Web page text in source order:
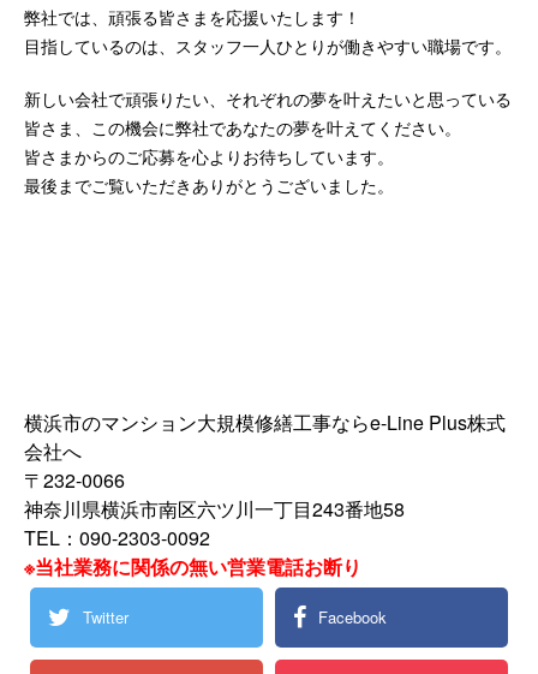
弊社では、頑張る皆さまを応援いたします！
目指しているのは、スタッフ一人ひとりが働きやすい職場です。
新しい会社で頑張りたい、それぞれの夢を叶えたいと思っている
皆さま、この機会に弊社であなたの夢を叶えてください。
皆さまからのご応募を心よりお待ちしています。
最後までご覧いただきありがとうございました。
横浜市のマンション大規模修繕工事ならe-Line Plus株式
会社へ
〒232-0066
神奈川県横浜市南区六ツ川一丁目243番地58
TEL：090-2303-0092
※当社業務に関係の無い営業電話お断り
Twitter Facebook